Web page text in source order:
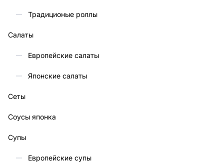
Традиционые роллы
Салаты
Европейские салаты
Японские салаты
Сеты
Соусы японка
Супы
Европейские супы